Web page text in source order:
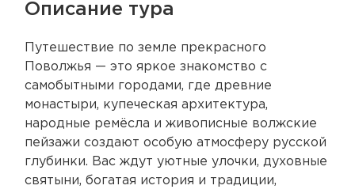
Описание тура
Путешествие по земле прекрасного
Поволжья — это яркое знакомство с
самобытными городами, где древние
монастыри, купеческая архитектура,
народные ремёсла и живописные волжские
пейзажи создают особую атмосферу русской
глубинки. Вас ждут уютные улочки, духовные
святыни, богатая история и традиции,